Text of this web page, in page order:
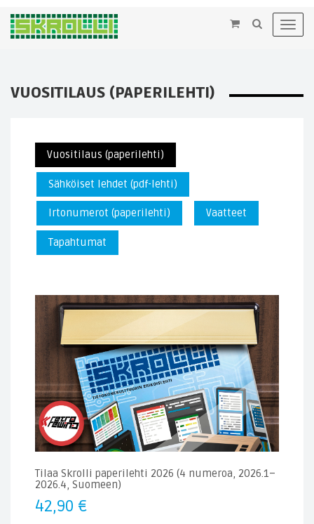
×
VUOSITILAUS (PAPERILEHTI)
Vuositilaus (paperilehti)
Sähköiset lehdet (pdf-lehti)
Irtonumerot (paperilehti) Vaatteet
Tapahtumat
Tilaa Skrolli paperilehti 2026 (4 numeroa, 2026.1–
2026.4, Suomeen)
42,90 €